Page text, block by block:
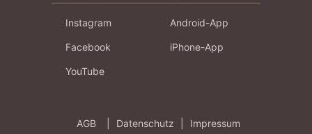
Instagram
Facebook
YouTube
Android-App
iPhone-App
AGB Datenschutz Impressum